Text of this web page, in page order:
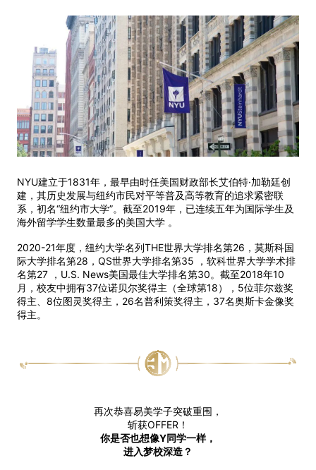
NYU建立于1831年，最早由时任美国财政部长艾伯特·加勒廷创
建，其历史发展与纽约市民对平等普及高等教育的追求紧密联
系，初名“纽约市大学”。截至2019年，已连续五年为国际学生及
海外留学学生数量最多的美国大学 。
2020-21年度，纽约大学名列THE世界大学排名第26，莫斯科国
际大学排名第28，QS世界大学排名第35 ，软科世界大学学术排
名第27 ，U.S. News美国最佳大学排名第30。截至2018年10
月，校友中拥有37位诺贝尔奖得主（全球第18），5位菲尔兹奖
得主、8位图灵奖得主，26名普利策奖得主，37名奥斯卡金像奖
得主。
再次恭喜易美学子突破重围，
斩获OFFER！
你是否也想像Y同学一样，
进入梦校深造？